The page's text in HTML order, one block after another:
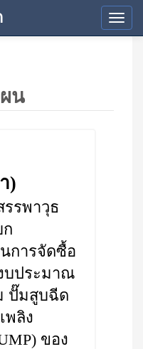
น
)
รพาวุธ
การจัดซื้อ
บประมาณ
ปั๊มสูบฉีด
พลิง
ของ